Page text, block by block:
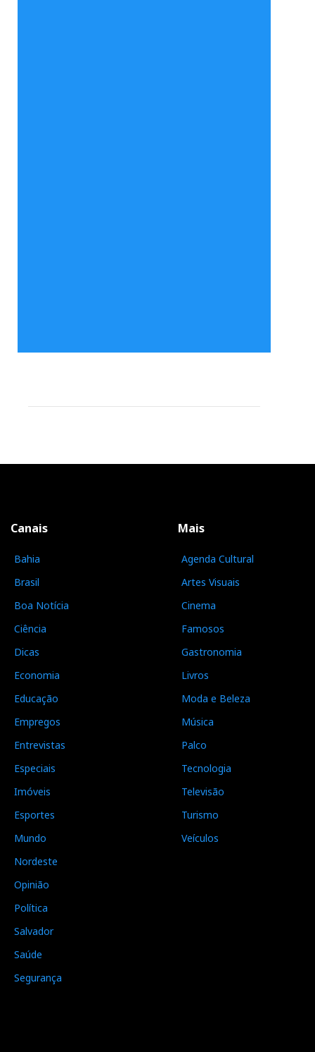
Canais
Bahia
Brasil
Boa Notícia
Ciência
Dicas
Economia
Educação
Empregos
Entrevistas
Especiais
Imóveis
Esportes
Mundo
Nordeste
Opinião
Política
Salvador
Saúde
Segurança
Mais
Agenda Cultural
Artes Visuais
Cinema
Famosos
Gastronomia
Livros
Moda e Beleza
Música
Palco
Tecnologia
Televisão
Turismo
Veículos